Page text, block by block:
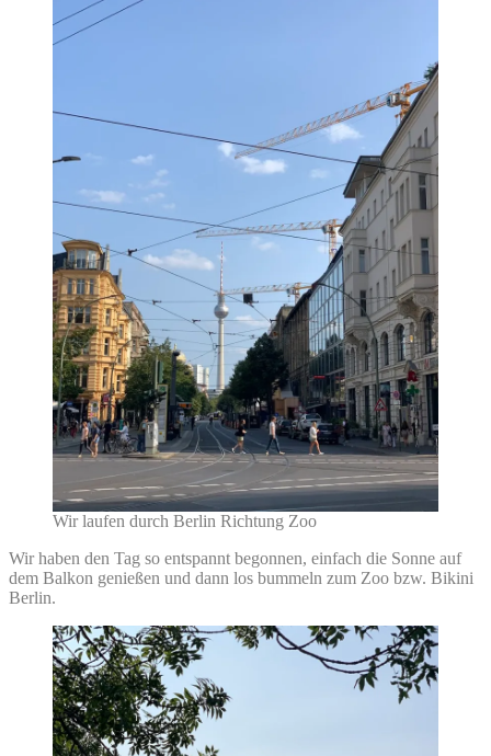
Wir laufen durch Berlin Richtung Zoo
Wir haben den Tag so entspannt begonnen, einfach die Sonne auf
dem Balkon genießen und dann los bummeln zum Zoo bzw. Bikini
Berlin.